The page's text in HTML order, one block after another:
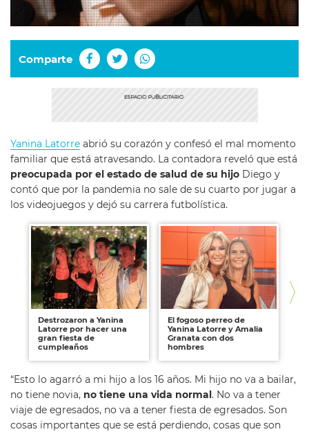
Comparte
Yanina Latorre abrió su corazón y confesó el mal momento
familiar que está atravesando. La contadora reveló que está
preocupada por el estado de salud de su hijo Diego y
contó que por la pandemia no sale de su cuarto por jugar a
los videojuegos y dejó su carrera futbolística.
Destrozaron a Yanina
Latorre por hacer una
gran fiesta de
cumpleaños
El fogoso perreo de
Yanina Latorre y Amalia
Granata con dos
hombres
“Esto lo agarró a mi hijo a los 16 años. Mi hijo no va a bailar,
no tiene novia, no tiene una vida normal . No va a tener
viaje de egresados, no va a tener fiesta de egresados. Son
cosas importantes que se está perdiendo, cosas que son